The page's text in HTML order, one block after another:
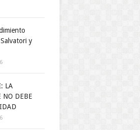
y
LA
NO DEBE